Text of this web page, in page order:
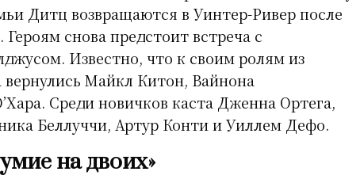
Дитц возвращаются в Уинтер-Ривер после
снова предстоит встреча с
Известно, что к своим ролям из
вернулись Майкл Китон, Вайнона
Среди новичков каста Дженна Ортега,
Беллуччи, Артур Конти и Уиллем Дефо.
на двоих»